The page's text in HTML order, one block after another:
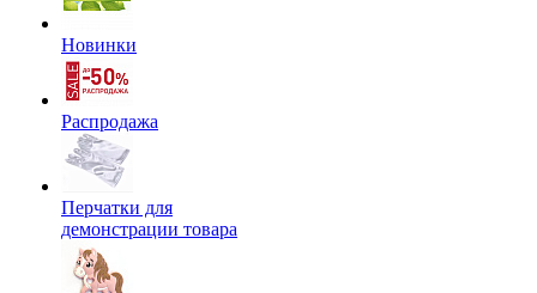
Новинки
Распродажа
Перчатки для
демонстрации товара